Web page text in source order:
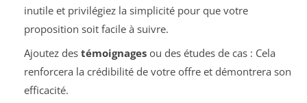
inutile et privilégiez la simplicité pour que votre
proposition soit facile à suivre.
Ajoutez des témoignagesou des études de cas : Cela
renforcera la crédibilité de votre offre et démontrera son
efficacité.